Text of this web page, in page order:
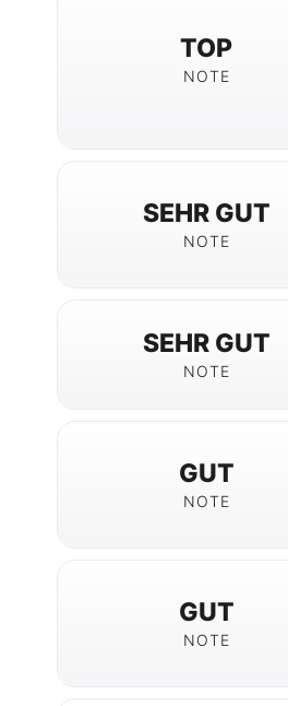
TOP
NOTE
SEHR GUT
NOTE
SEHR GUT
NOTE
GUT
NOTE
GUT
NOTE